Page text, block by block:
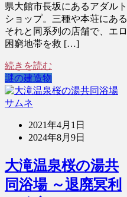
県大館市長坂にあるアダルト
ショップ。三種や本荘にある
それと同系列の店舗で、エロ
困窮地帯を救 […]
続きを読む
謎の建造物
2021年4月1日
2024年8月9日
大滝温泉桜の湯共
同浴場 ～退廃冥利